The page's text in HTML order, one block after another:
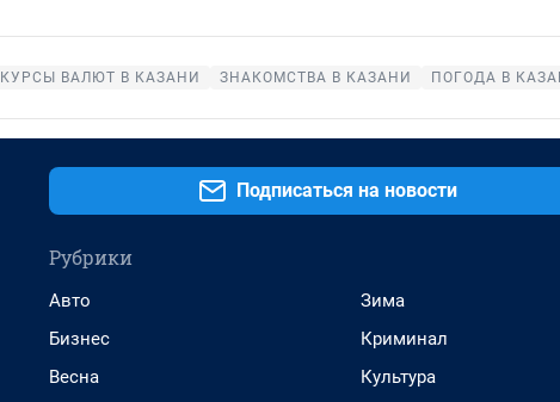
КУРСЫ ВАЛЮТ В КАЗАНИ ЗНАКОМСТВА В КАЗАНИ ПОГОДА В
Подписаться на новости
Рубрики
Авто
Бизнес
Весна
Зима
Криминал
Культура